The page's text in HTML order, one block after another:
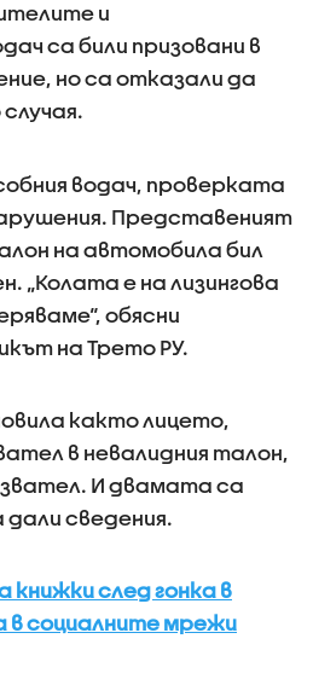
и
са били призовани в
но са отказали да
водач, проверката
Представеният
на автомобила бил
„Колата е на лизингова
обясни
на Трето РУ.
както лицето,
в невалидния талон,
И двамата са
дали сведения.
книжки след гонка в
в социалните мрежи